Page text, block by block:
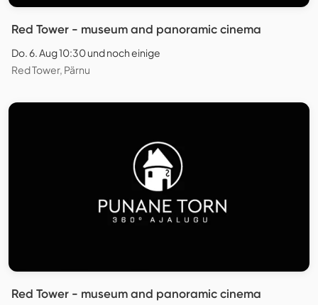
Red Tower - museum and panoramic cinema
Do. 6. Aug 10:30 und noch einige
Red Tower, Pärnu
Red Tower - museum and panoramic cinema